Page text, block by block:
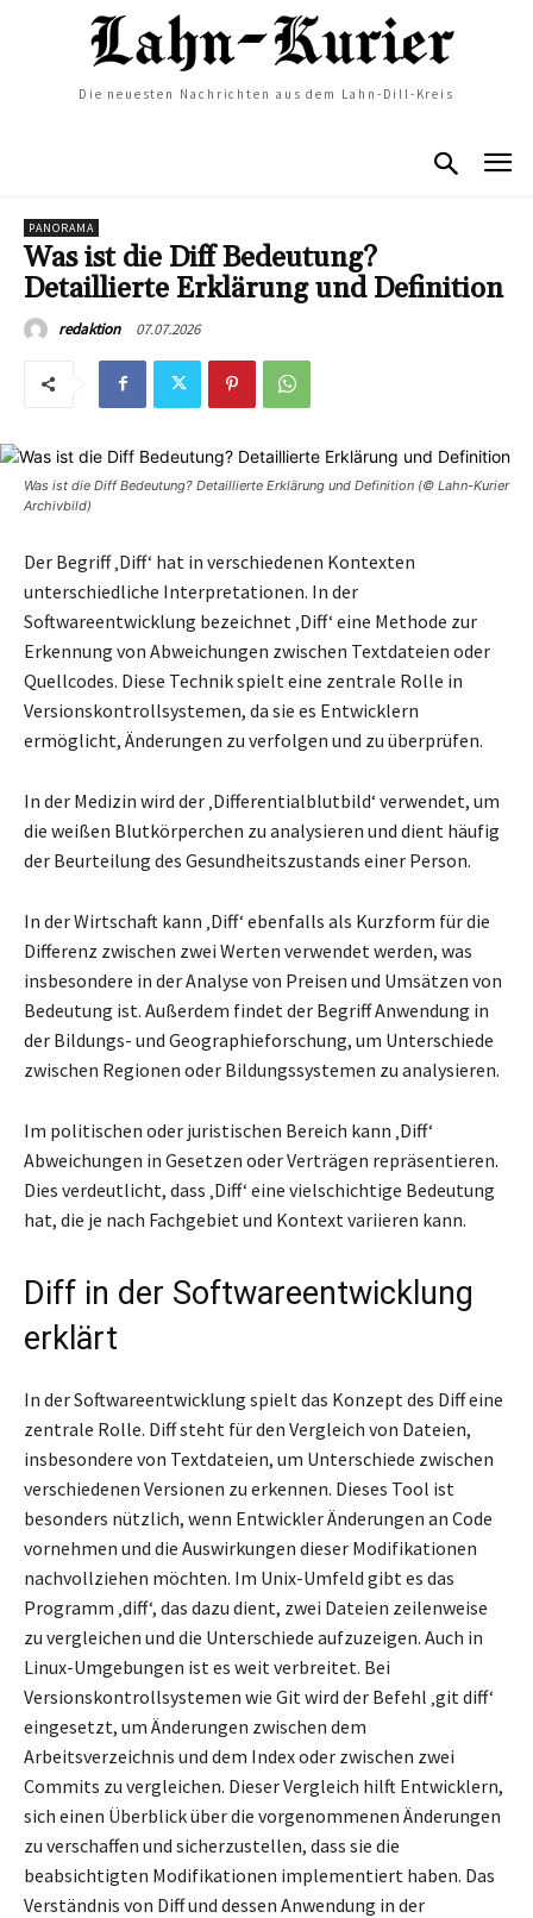
Die neuesten Nachrichten aus dem Lahn-Dill-Kreis
PANORAMA
Was ist die Diff Bedeutung?
Detaillierte Erklärung und Definition
redaktion 07.07.2026
Was ist die Diff Bedeutung? Detaillierte Erklärung und Definition (© Lahn-Kurier
Archivbild)
Der Begriff ‚Diff‘ hat in verschiedenen Kontexten
unterschiedliche Interpretationen. In der
Softwareentwicklung bezeichnet ‚Diff‘ eine Methode zur
Erkennung von Abweichungen zwischen Textdateien oder
Quellcodes. Diese Technik spielt eine zentrale Rolle in
Versionskontrollsystemen, da sie es Entwicklern
ermöglicht, Änderungen zu verfolgen und zu überprüfen.
In der Medizin wird der ‚Differentialblutbild‘ verwendet, um
die weißen Blutkörperchen zu analysieren und dient häufig
der Beurteilung des Gesundheitszustands einer Person.
In der Wirtschaft kann ‚Diff‘ ebenfalls als Kurzform für die
Differenz zwischen zwei Werten verwendet werden, was
insbesondere in der Analyse von Preisen und Umsätzen von
Bedeutung ist. Außerdem findet der Begriff Anwendung in
der Bildungs- und Geographieforschung, um Unterschiede
zwischen Regionen oder Bildungssystemen zu analysieren.
Im politischen oder juristischen Bereich kann ‚Diff‘
Abweichungen in Gesetzen oder Verträgen repräsentieren.
Dies verdeutlicht, dass ‚Diff‘ eine vielschichtige Bedeutung
hat, die je nach Fachgebiet und Kontext variieren kann.
Diff in der Softwareentwicklung
erklärt
In der Softwareentwicklung spielt das Konzept des Diff eine
zentrale Rolle. Diff steht für den Vergleich von Dateien,
insbesondere von Textdateien, um Unterschiede zwischen
verschiedenen Versionen zu erkennen. Dieses Tool ist
besonders nützlich, wenn Entwickler Änderungen an Code
vornehmen und die Auswirkungen dieser Modifikationen
nachvollziehen möchten. Im Unix-Umfeld gibt es das
Programm ‚diff‘, das dazu dient, zwei Dateien zeilenweise
zu vergleichen und die Unterschiede aufzuzeigen. Auch in
Linux-Umgebungen ist es weit verbreitet. Bei
Versionskontrollsystemen wie Git wird der Befehl ‚git diff‘
eingesetzt, um Änderungen zwischen dem
Arbeitsverzeichnis und dem Index oder zwischen zwei
Commits zu vergleichen. Dieser Vergleich hilft Entwicklern,
sich einen Überblick über die vorgenommenen Änderungen
zu verschaffen und sicherzustellen, dass sie die
beabsichtigten Modifikationen implementiert haben. Das
Verständnis von Diff und dessen Anwendung in der